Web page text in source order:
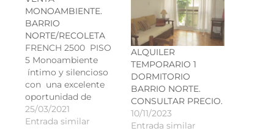
MONOAMBIENTE.
BARRIO
NORTE/RECOLETA
FRENCH 2500 PISO
5 Monoambiente
íntimo y silencioso
con una excelente
oportunidad de
inversión para renta.
Ubicado en Barrio
25/03/2021
Entrada similar
ALQUILER
TEMPORARIO 1
DORMITORIO
BARRIO NORTE.
CONSULTAR PRECIO.
10/11/2023
Entrada similar